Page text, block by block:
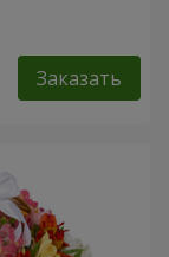
Заказать